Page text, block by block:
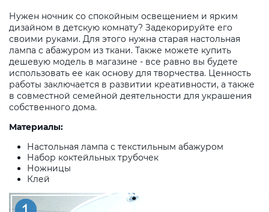
Нужен ночник со спокойным освещением и ярким
дизайном в детскую комнату? Задекорируйте его
своими руками. Для этого нужна старая настольная
лампа с абажуром из ткани. Также можете купить
дешевую модель в магазине - все равно вы будете
использовать ее как основу для творчества. Ценность
работы заключается в развитии креативности, а также
в совместной семейной деятельности для украшения
собственного дома.
Материалы:
Настольная лампа с текстильным абажуром
Набор коктейльных трубочек
Ножницы
Клей